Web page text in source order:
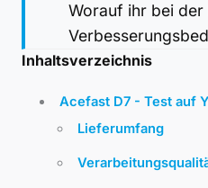
Worauf ihr bei der
Inhaltsverzeichnis
Acefast D7 - Test auf
Lieferumfang